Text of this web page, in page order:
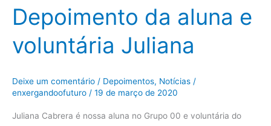
Depoimento da aluna e
voluntária Juliana
Deixe um comentário / Depoimentos, Notícias /
enxergandoofuturo / 19 de março de 2020
Juliana Cabrera é nossa aluna no Grupo 00 e voluntária do